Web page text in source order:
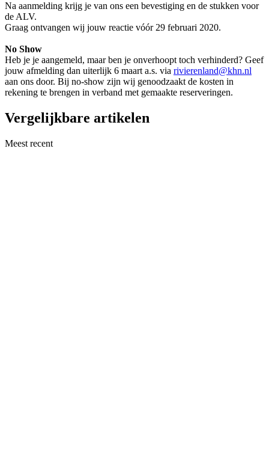
Na aanmelding krijg je van ons een bevestiging en de stukken voor
de ALV.
Graag ontvangen wij jouw reactie vóór 29 februari 2020.
No Show
Heb je je aangemeld, maar ben je onverhoopt toch verhinderd? Geef
jouw afmelding dan uiterlijk 6 maart a.s. via rivierenland@khn.nl
aan ons door. Bij no-show zijn wij genoodzaakt de kosten in
rekening te brengen in verband met gemaakte reserveringen.
Vergelijkbare artikelen
Meest recent